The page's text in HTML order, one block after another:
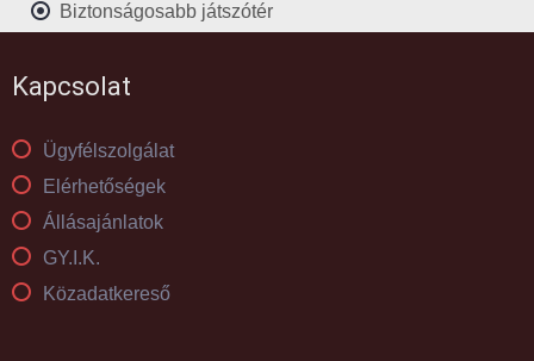
Biztonságosabb játszótér
Kapcsolat
Ügyfélszolgálat
Elérhetőségek
Állásajánlatok
GY.I.K.
Közadatkereső